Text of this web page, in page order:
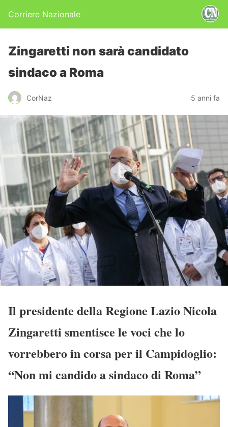
Corriere Nazionale
Zingaretti non sarà candidato
sindaco a Roma
CorNaz 5 anni fa
Il presidente della Regione Lazio Nicola
Zingaretti smentisce le voci che lo
vorrebbero in corsa per il Campidoglio:
“Non mi candido a sindaco di Roma”